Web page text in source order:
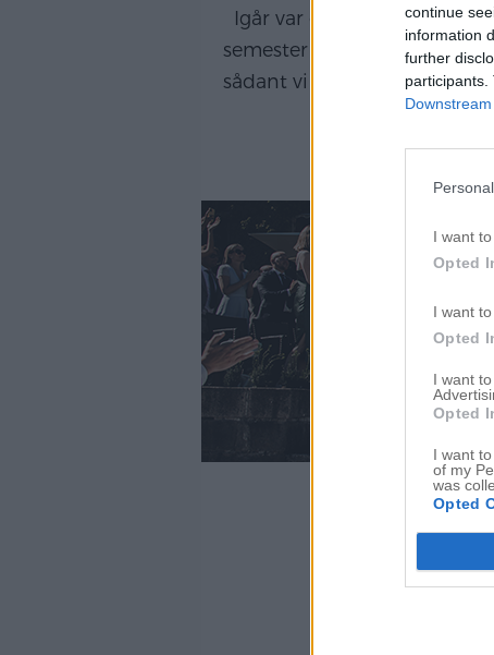
continue
information
further
I want
Opted
I want
Opted
I want
Opted
I want
of my
was
Opted
Igår var det äntligen dags
semester och efter alldeles
sådant vi gillar allra bäst;